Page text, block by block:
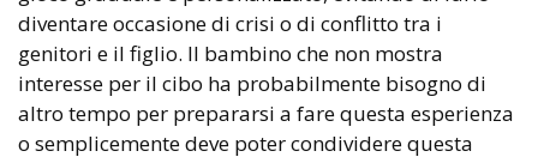
diventare occasione di crisi o di conflitto tra i
genitori e il figlio. Il bambino che non mostra
interesse per il cibo ha probabilmente bisogno di
altro tempo per prepararsi a fare questa esperienza
o semplicemente deve poter condividere questa